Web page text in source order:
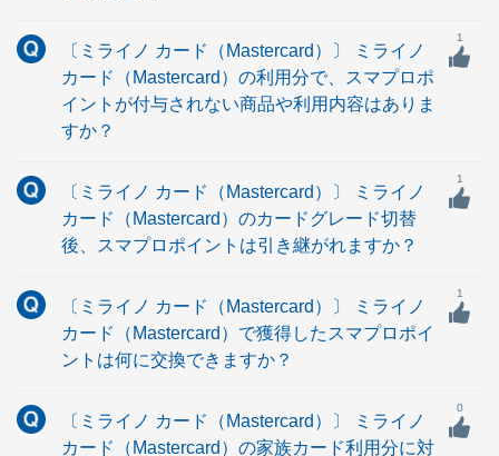
〔ミライノ カード（Mastercard）〕 ミライノ
カード（Mastercard）の利用分で、スマプロポ
イントが付与されない商品や利用内容はありま
すか？
1
〔ミライノ カード（Mastercard）〕 ミライノ
カード（Mastercard）のカードグレード切替
後、スマプロポイントは引き継がれますか？
1
〔ミライノ カード（Mastercard）〕 ミライノ
カード（Mastercard）で獲得したスマプロポイ
ントは何に交換できますか？
1
〔ミライノ カード（Mastercard）〕 ミライノ
カード（Mastercard）の家族カード利用分に対
0